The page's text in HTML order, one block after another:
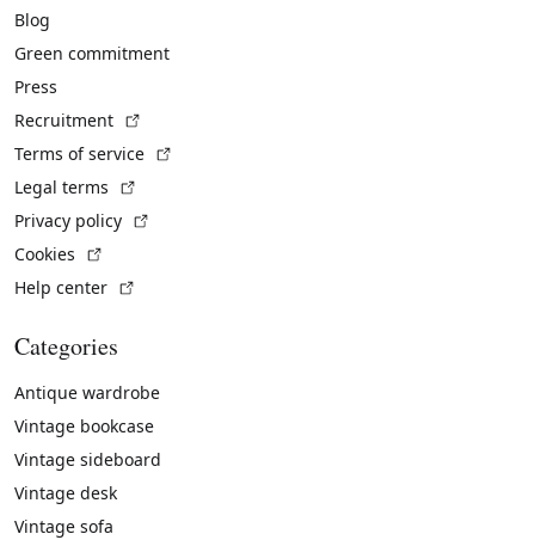
Blog
Green commitment
Press
Recruitment
Terms of service
Legal terms
Privacy policy
Cookies
Help center
Categories
Antique wardrobe
Vintage bookcase
Vintage sideboard
Vintage desk
Vintage sofa